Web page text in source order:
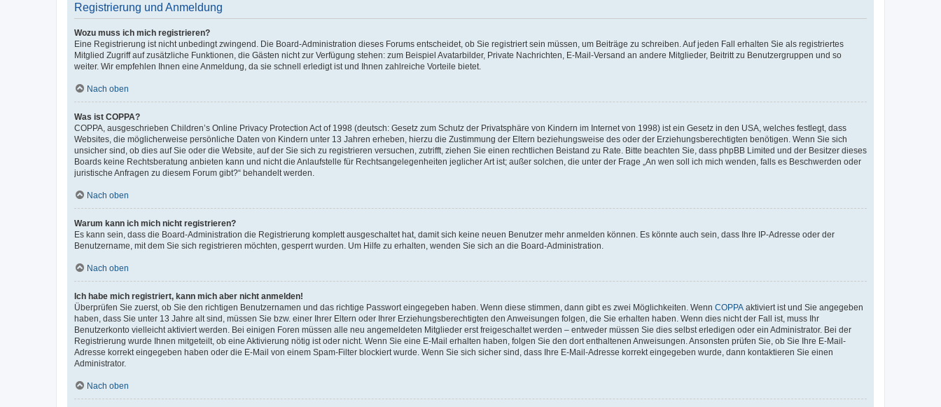
Registrierung und Anmeldung
Wozu muss ich mich registrieren?
Eine Registrierung ist nicht unbedingt zwingend. Die Board-Administration dieses Forums entscheidet, ob Sie registriert sein müssen, um Beiträge zu schreiben. Auf jeden Fall erhalten Sie als registriertes
Mitglied Zugriff auf zusätzliche Funktionen, die Gästen nicht zur Verfügung stehen: zum Beispiel Avatarbilder, Private Nachrichten, E-Mail-Versand an andere Mitglieder, Beitritt zu Benutzergruppen und so
weiter. Wir empfehlen Ihnen eine Anmeldung, da sie schnell erledigt ist und Ihnen zahlreiche Vorteile bietet.
Nach oben
Was ist COPPA?
COPPA, ausgeschrieben Children’s Online Privacy Protection Act of 1998 (deutsch: Gesetz zum Schutz der Privatsphäre von Kindern im Internet von 1998) ist ein Gesetz in den USA, welches festlegt, dass
Websites, die möglicherweise persönliche Daten von Kindern unter 13 Jahren erheben, hierzu die Zustimmung der Eltern beziehungsweise des oder der Erziehungsberechtigten benötigen. Wenn Sie sich
unsicher sind, ob dies auf Sie oder die Website, auf der Sie sich zu registrieren versuchen, zutrifft, ziehen Sie einen rechtlichen Beistand zu Rate. Bitte beachten Sie, dass phpBB Limited und der Besitzer dieses
Boards keine Rechtsberatung anbieten kann und nicht die Anlaufstelle für Rechtsangelegenheiten jeglicher Art ist; außer solchen, die unter der Frage „An wen soll ich mich wenden, falls es Beschwerden oder
juristische Anfragen zu diesem Forum gibt?“ behandelt werden.
Nach oben
Warum kann ich mich nicht registrieren?
Es kann sein, dass die Board-Administration die Registrierung komplett ausgeschaltet hat, damit sich keine neuen Benutzer mehr anmelden können. Es könnte auch sein, dass Ihre IP-Adresse oder der
Benutzername, mit dem Sie sich registrieren möchten, gesperrt wurden. Um Hilfe zu erhalten, wenden Sie sich an die Board-Administration.
Nach oben
Ich habe mich registriert, kann mich aber nicht anmelden!
Überprüfen Sie zuerst, ob Sie den richtigen Benutzernamen und das richtige Passwort eingegeben haben. Wenn diese stimmen, dann gibt es zwei Möglichkeiten. Wenn COPPA aktiviert ist und Sie angegeben
haben, dass Sie unter 13 Jahre alt sind, müssen Sie bzw. einer Ihrer Eltern oder Ihrer Erziehungsberechtigten den Anweisungen folgen, die Sie erhalten haben. Wenn dies nicht der Fall ist, muss Ihr
Benutzerkonto vielleicht aktiviert werden. Bei einigen Foren müssen alle neu angemeldeten Mitglieder erst freigeschaltet werden – entweder müssen Sie dies selbst erledigen oder ein Administrator. Bei der
Registrierung wurde Ihnen mitgeteilt, ob eine Aktivierung nötig ist oder nicht. Wenn Sie eine E-Mail erhalten haben, folgen Sie den dort enthaltenen Anweisungen. Ansonsten prüfen Sie, ob Sie Ihre E-Mail-
Adresse korrekt eingegeben haben oder die E-Mail von einem Spam-Filter blockiert wurde. Wenn Sie sich sicher sind, dass Ihre E-Mail-Adresse korrekt eingegeben wurde, dann kontaktieren Sie einen
Administrator.
Nach oben